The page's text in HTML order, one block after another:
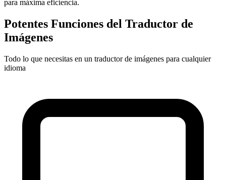
para máxima eficiencia.
Potentes Funciones del Traductor de
Imágenes
Todo lo que necesitas en un traductor de imágenes para cualquier
idioma